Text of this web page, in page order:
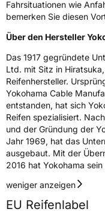
FahrzeugklasseC1
Eisgrip
Nein
EPREL ID 631552
Allgemeine
Herstellerkontakt
12
Fahrsituationen wie
bemerken Sie diesen
Über den Hersteller
Das 1917 gegründete
Ltd. mit Sitz in
Reifenhersteller.
Yokohama Cable
entstanden, hat sich
Reifen spezialisiert.
und der Gründung der
Jahr 1969, hat das
ausgebaut. Mit der
2016 hat Yokohama
weniger anzeigen
EU Reifenlabel